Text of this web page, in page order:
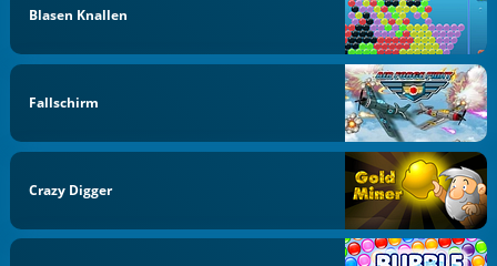
Blasen Knallen
Fallschirm
Crazy Digger